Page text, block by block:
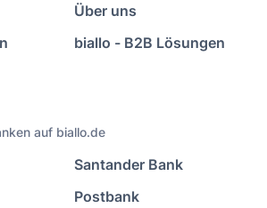
Über uns
biallo - B2B Lösungen
auf biallo.de
Santander Bank
Postbank